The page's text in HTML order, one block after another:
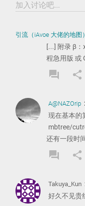
加入讨论吧...
引流（iAvoe 大佬的地图
[...] 附录 β
程急用版 或
forumREPLY
share
A@NAZOrip
现在基本的
mbtree/
还有一段时
forumREPLY
share
Takuya_Kun
好久不见贵